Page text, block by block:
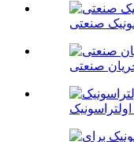
صنعتی
صنعتی